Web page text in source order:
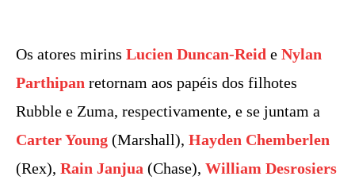
Os atores mirins Lucien Duncan-Reid e Nylan
Parthipan retornam aos papéis dos filhotes
Rubble e Zuma, respectivamente, e se juntam a
Carter Young (Marshall), Hayden Chemberlen
(Rex), Rain Janjua (Chase), William Desrosiers